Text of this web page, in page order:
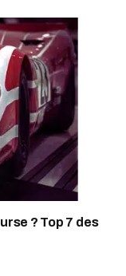
? Top 7 des